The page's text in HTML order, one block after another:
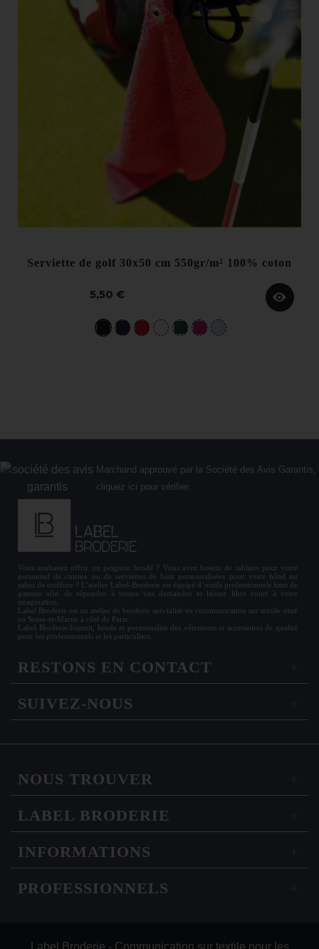
Serviette de golf 30x50 cm 550gr/m² 100% coton
5,50 €
Marchand approuvé par la Société des Avis Garantis,
cliquez ici pour vérifier.
Vous souhaitez offrir un peignoir brodé ? Vous avez besoin de tabliers pour votre
personnel de cuisine ou de serviettes de bain personnalisées pour votre hôtel ou
salon de coiffure ? L’atelier Label-Broderie est équipé d’outils professionnels haut de
gamme afin de répondre à toutes vos demandes et laisser libre court à votre
imagination.
Label Broderie est un atelier de broderie spécialisé en communication sur textile situé
en Seine-et-Marne à côté de Paris.
Label Broderie fournit, brode et personnalise des vêtements et accessoires de qualité
pour les professionnels et les particuliers.
RESTONS EN CONTACT
SUIVEZ-NOUS
NOUS TROUVER
LABEL BRODERIE
INFORMATIONS
PROFESSIONNELS